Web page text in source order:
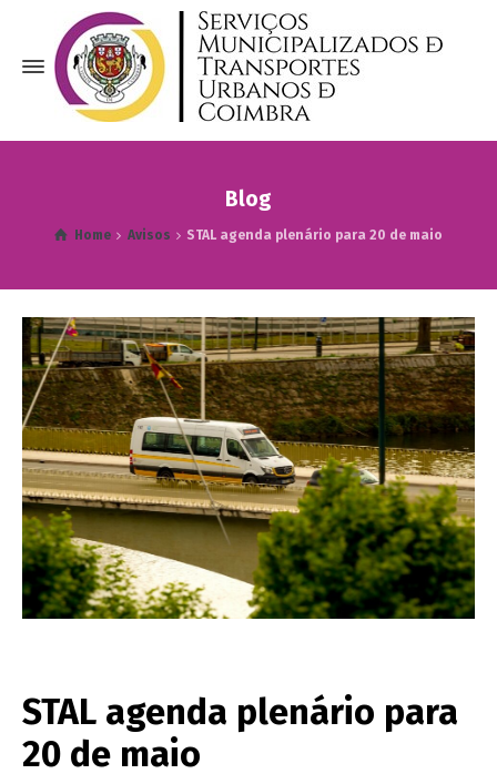
Blog
Home Avisos STAL agenda plenário para 20 de maio
STAL agenda plenário para
20 de maio